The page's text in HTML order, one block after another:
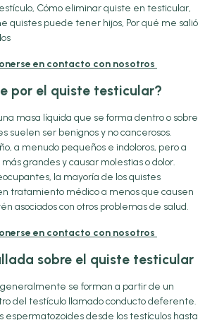
Cómo eliminar quiste en testicular,
quistes puede tener hijos, Por qué me salió
en contacto con nosotros
por el quiste testicular?
masa líquida que se forma dentro o sobre
suelen ser benignos y no cancerosos.
a menudo pequeños e indoloros, pero a
grandes y causar molestias o dolor.
la mayoría de los quistes
tratamiento médico a menos que causen
asociados con otros problemas de salud.
en contacto con nosotros
sobre el quiste testicular
se forman a partir de un
del testículo llamado conducto deferente.
espermatozoides desde los testículos hasta